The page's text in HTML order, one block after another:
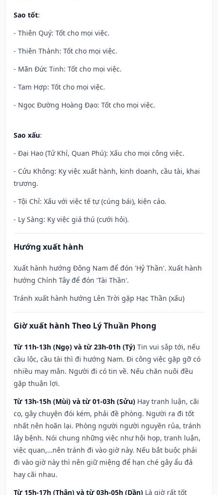
Sao tốt:
- Thiên Quý: Tốt cho mọi việc.
- Thiên Thành: Tốt cho mọi việc.
- Mãn Đức Tinh: Tốt cho mọi việc.
- Tam Hợp: Tốt cho mọi việc.
- Ngọc Đường Hoàng Đạo: Tốt cho mọi việc.
Sao xấu:
- Đại Hao (Tử Khí, Quan Phú): Xấu cho mọi công việc.
- Cửu Không: Kỵ việc xuất hành, kinh doanh, cầu tài, khai
trương.
- Tội Chỉ: Xấu với việc tế tự (cúng bái), kiện cáo.
- Ly Sàng: Kỵ việc giá thú (cưới hỏi).
Hướng xuất hành
Xuất hành hướng Đông Nam để đón 'Hỷ Thần'. Xuất hành
hướng Chính Tây để đón 'Tài Thần'.
Tránh xuất hành hướng Lên Trời gặp Hạc Thần (xấu)
Giờ xuất hành Theo Lý Thuần Phong
Từ 11h-13h (Ngọ) và từ 23h-01h (Tý) Tin vui sắp tới, nếu
cầu lộc, cầu tài thì đi hướng Nam. Đi công việc gặp gỡ có
nhiều may mắn. Người đi có tin về. Nếu chăn nuôi đều
gặp thuận lợi.
Từ 13h-15h (Mùi) và từ 01-03h (Sửu) Hay tranh luận, cãi
cọ, gây chuyện đói kém, phải đề phòng. Người ra đi tốt
nhất nên hoãn lại. Phòng người người nguyền rủa, tránh
lây bệnh. Nói chung những việc như hội họp, tranh luận,
việc quan,…nên tránh đi vào giờ này. Nếu bắt buộc phải
đi vào giờ này thì nên giữ miệng để hạn ché gây ẩu đả
hay cãi nhau.
Từ 15h-17h (Thân) và từ 03h-05h (Dần) Là giờ rất tốt